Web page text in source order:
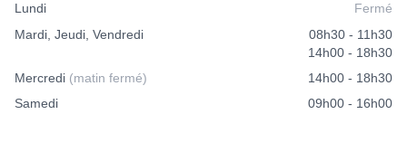
Lundi
Fermé
Mardi, Jeudi, Vendredi
08h30 - 11h30
14h00 - 18h30
Mercredi (matin fermé)
14h00 - 18h30
Samedi
09h00 - 16h00